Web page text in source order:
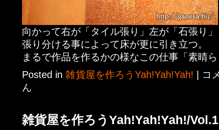
向かって右が「タイル張り」左が「石張り
張り分ける事によって床が更に引き立つ。
まるで作品を作るかの様なこの仕事「素晴
Posted in雑貨屋を作ろうYah!Yah!Yah!
コ
ん
雑貨屋を作ろうYah!Yah!Yah!/